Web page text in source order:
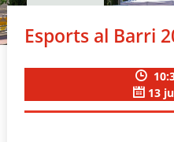
Valencia en deporte
Portal de Transparencia
Esports al Barri
13